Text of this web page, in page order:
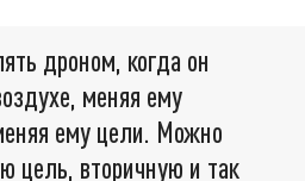
дроном, когда он
меняя ему
ему цели. Можно
цель, вторичную и так